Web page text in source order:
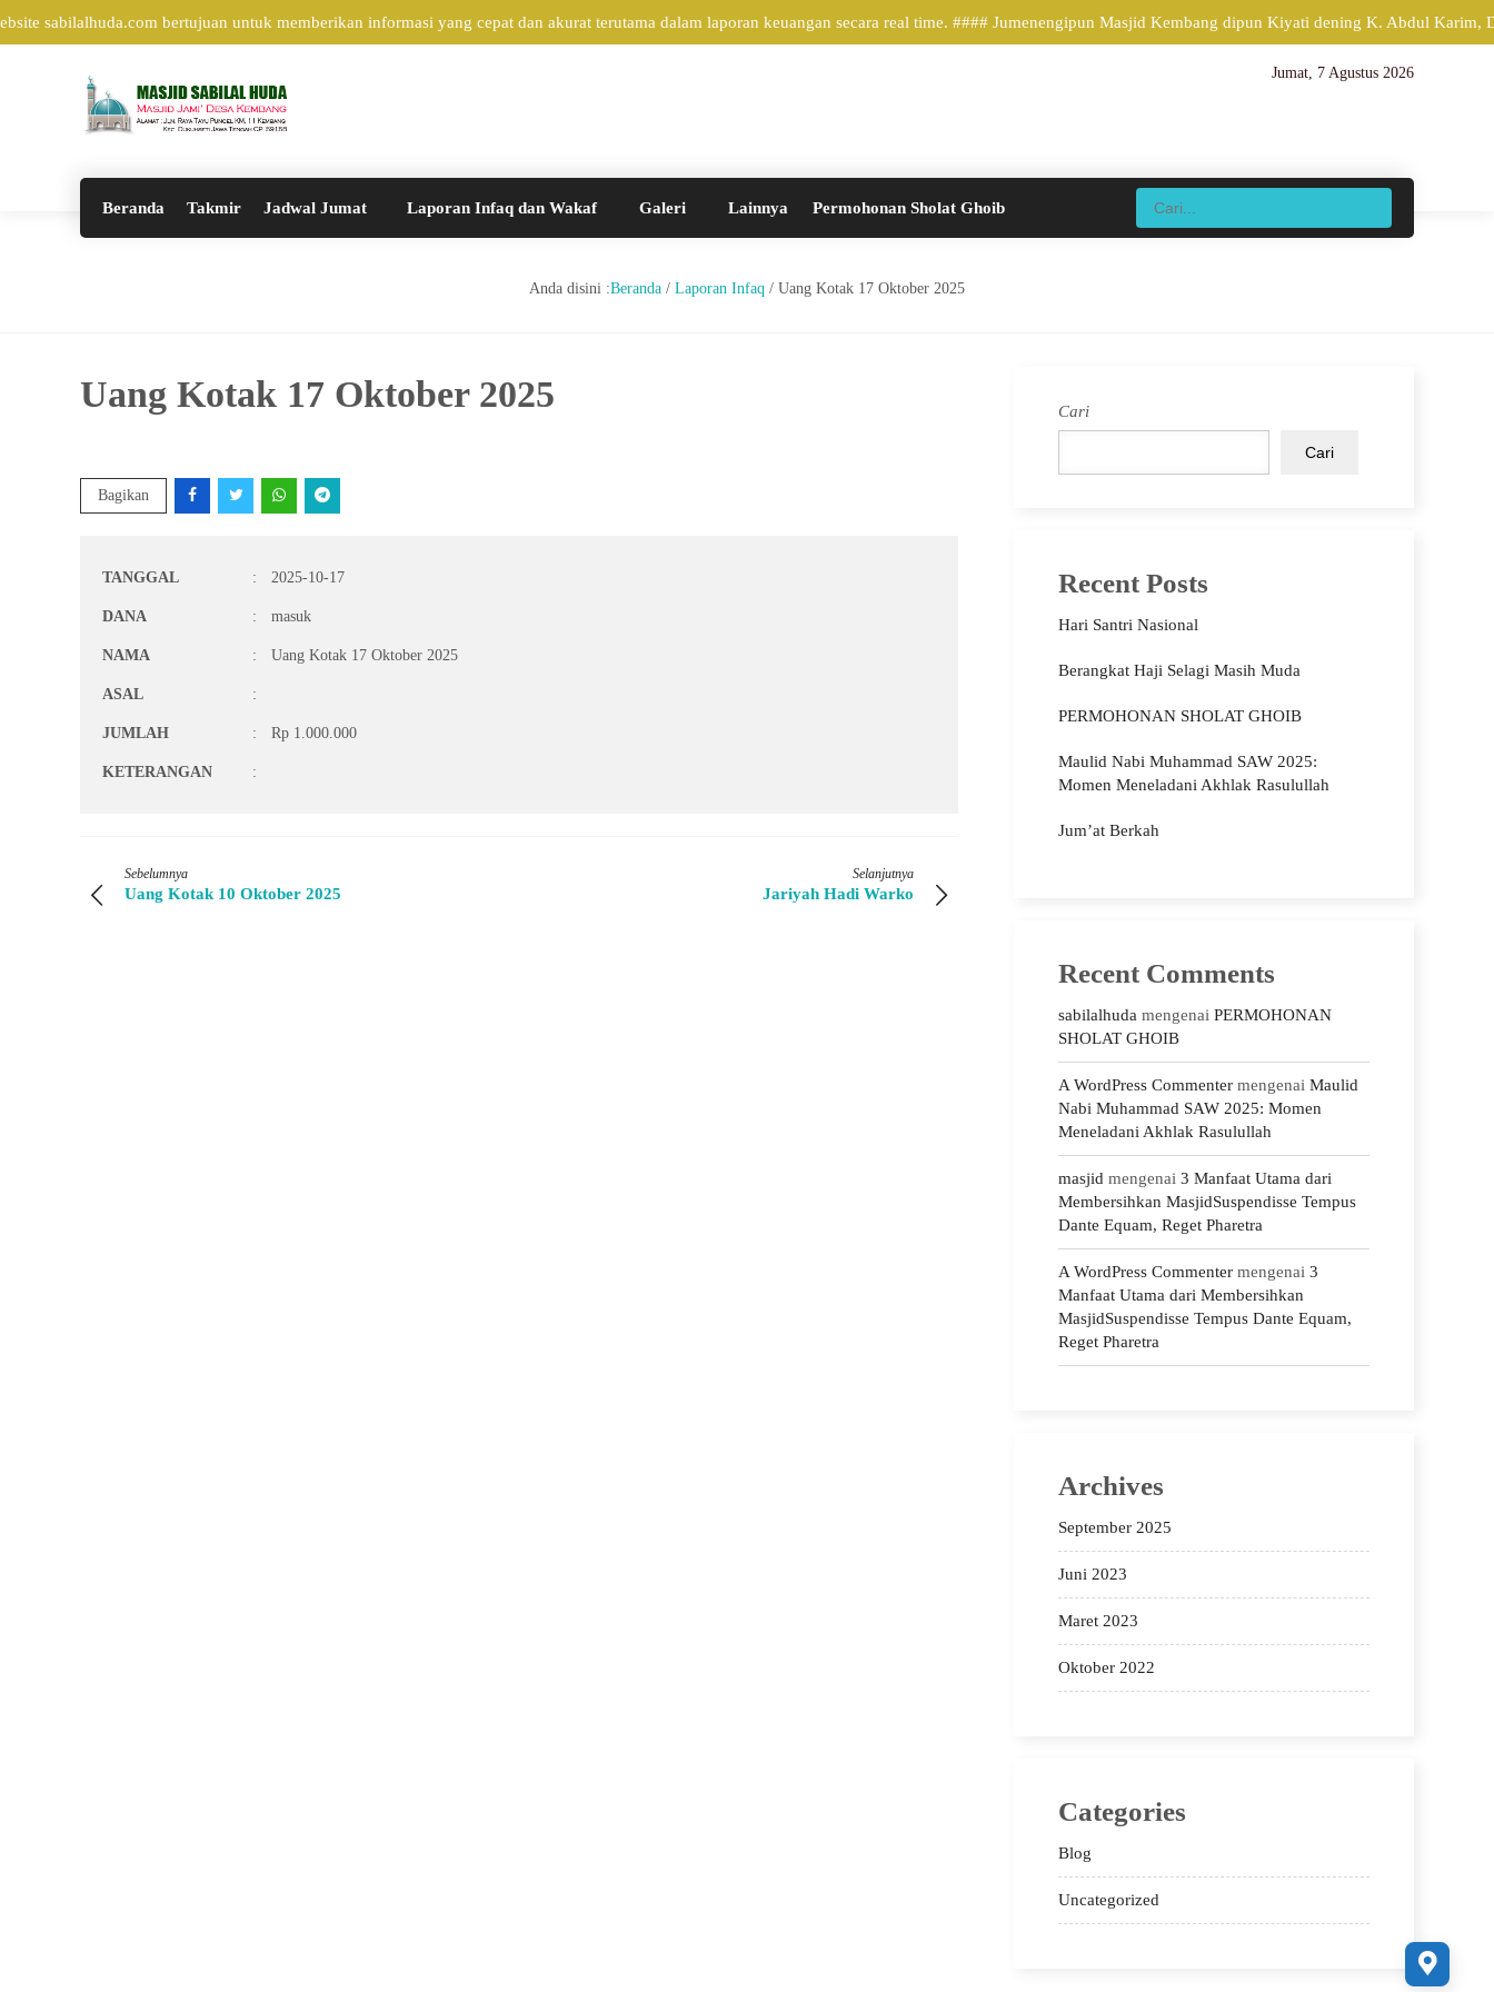
sabilalhuda.com bertujuan untuk memberikan informasi yang cepat dan akurat terutama dalam laporan keuangan secara real time. #### Jumenengipun Masjid Kembang dipun Kiyati dening K. Abdul Karim,
Jumat, 7 Agustus 2026
Beranda Takmir Jadwal Jumat Laporan Infaq dan Wakaf Galeri Lainnya Permohonan Sholat Ghoib
Anda disini :Beranda / Laporan Infaq / Uang Kotak 17 Oktober 2025
Uang Kotak 17 Oktober 2025
Bagikan
TANGGAL : 2025-10-17
DANA : masuk
NAMA : Uang Kotak 17 Oktober 2025
ASAL :
JUMLAH : Rp 1.000.000
KETERANGAN :
Sebelumnya
Uang Kotak 10 Oktober 2025
Selanjutnya
Jariyah Hadi Warko
Cari
Cari
Recent Posts
Hari Santri Nasional
Berangkat Haji Selagi Masih Muda
PERMOHONAN SHOLAT GHOIB
Maulid Nabi Muhammad SAW 2025:
Momen Meneladani Akhlak Rasulullah
Jum’at Berkah
Recent Comments
sabilalhuda mengenai PERMOHONAN
SHOLAT GHOIB
A WordPress Commenter mengenai Maulid
Nabi Muhammad SAW 2025: Momen
Meneladani Akhlak Rasulullah
masjid mengenai 3 Manfaat Utama dari
Membersihkan MasjidSuspendisse Tempus
Dante Equam, Reget Pharetra
A WordPress Commenter mengenai 3
Manfaat Utama dari Membersihkan
MasjidSuspendisse Tempus Dante Equam,
Reget Pharetra
Archives
September 2025
Juni 2023
Maret 2023
Oktober 2022
Categories
Blog
Uncategorized